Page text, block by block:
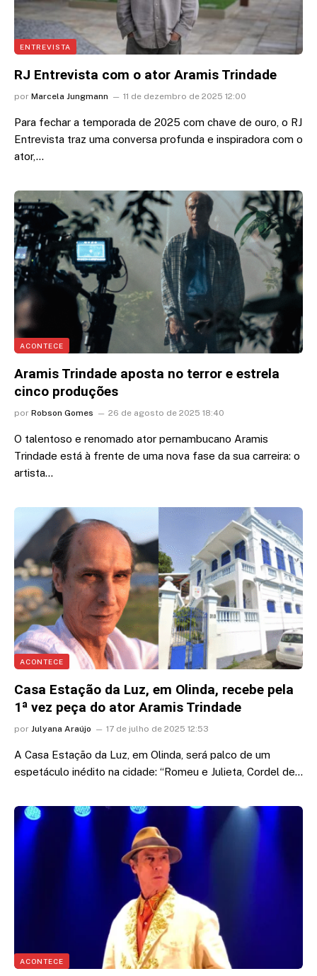
ENTREVISTA
RJ Entrevista com o ator Aramis Trindade
por Marcela Jungmann 11 de dezembro de 2025 12:00
Para fechar a temporada de 2025 com chave de ouro, o RJ
Entrevista traz uma conversa profunda e inspiradora com o
ator,…
ACONTECE
Aramis Trindade aposta no terror e estrela
cinco produções
por Robson Gomes 26 de agosto de 2025 18:40
O talentoso e renomado ator pernambucano Aramis
Trindade está à frente de uma nova fase da sua carreira: o
artista…
ACONTECE
Casa Estação da Luz, em Olinda, recebe pela
1ª vez peça do ator Aramis Trindade
por Julyana Araújo 17 de julho de 2025 12:53
A Casa Estação da Luz, em Olinda, será palco de um
espetáculo inédito na cidade: “Romeu e Julieta, Cordel de…
ACONTECE